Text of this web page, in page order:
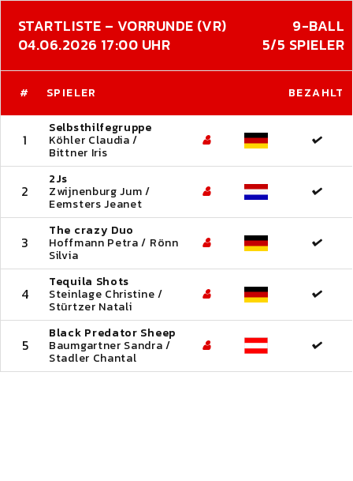
STARTLISTE – VORRUNDE (VR)
9-BALL
04.06.2026 17:00 UHR
5/5 SPIELER
# SPIELER BEZAHLT
1
Selbsthilfegruppe
Köhler Claudia /
Bittner Iris
2
2Js
Zwijnenburg Jum /
Eemsters Jeanet
3
The crazy Duo
Hoffmann Petra / Rönn
Silvia
4
Tequila Shots
Steinlage Christine /
Stürtzer Natali
5
Black Predator Sheep
Baumgartner Sandra /
Stadler Chantal